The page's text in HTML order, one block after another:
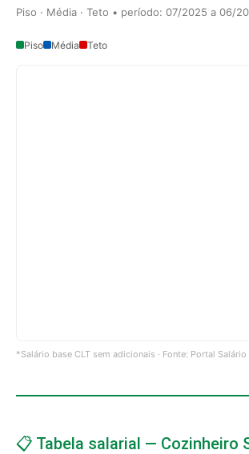
Piso · Média · Teto • período: 07/2025 a 06/
Piso Média Teto
*Salário base CLT sem adicionais · Fonte: Portal Salário
📋 Tabela salarial — Cozinheiro